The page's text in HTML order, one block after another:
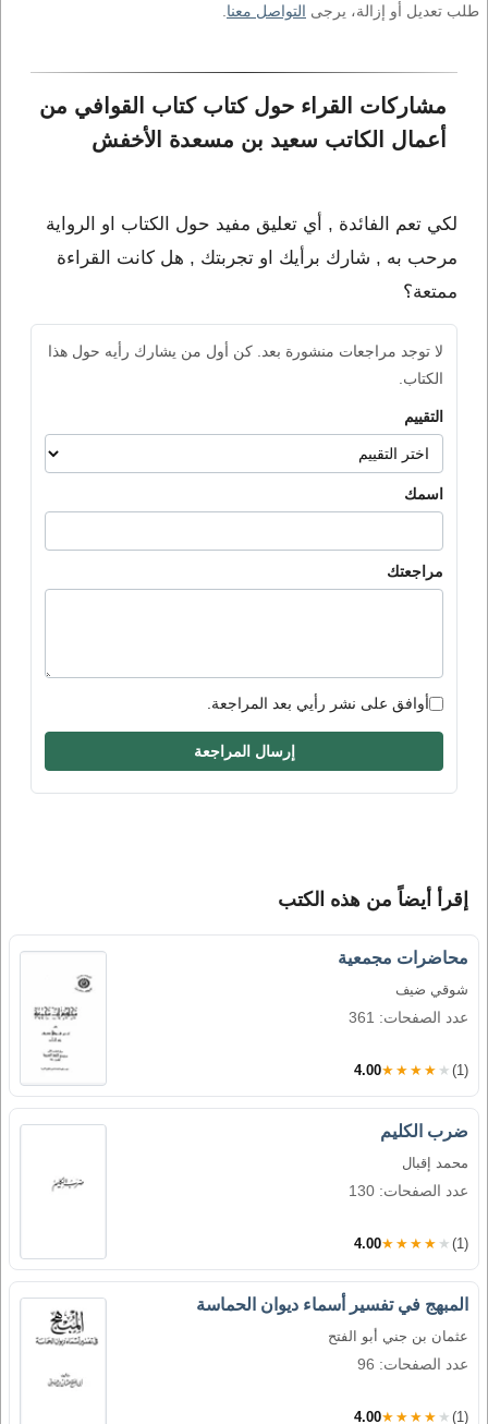
طلب تعديل أو إزالة، يرجى التواصل معنا
مشاركات القراء حول كتاب كتاب القوافي من
أعمال الكاتب سعيد بن مسعدة الأخفش
لكي تعم الفائدة , أي تعليق مفيد حول الكتاب او الرواية
مرحب به , شارك برأيك او تجربتك , هل كانت القراءة
ممتعة؟
لا توجد مراجعات منشورة بعد. كن أول من يشارك رأيه حول هذا
الكتاب.
التقييم
اسمك
مراجعتك
أوافق على نشر رأيي بعد المراجعة.
إرسال المراجعة
إقرأ أيضاً من هذه الكتب
محاضرات مجمعية
شوقي ضيف
عدد الصفحات: 361
4.00★★★★★ (1)
ضرب الكليم
محمد إقبال
عدد الصفحات: 130
4.00★★★★★ (1)
المبهج في تفسير أسماء ديوان الحماسة
عثمان بن جني أبو الفتح
عدد الصفحات: 96
4.00★★★★★ (1)